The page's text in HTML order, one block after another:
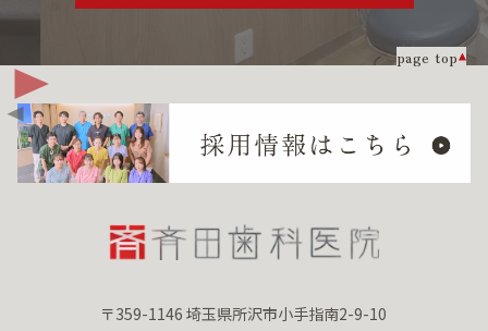
page top
〒359-1146 埼玉県所沢市小手指南2-9-10